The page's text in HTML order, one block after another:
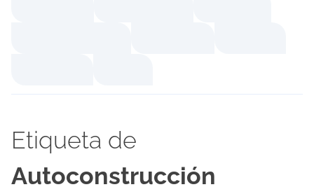
Etiqueta de
Autoconstrucción